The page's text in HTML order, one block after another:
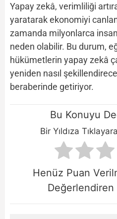
Yapay zekâ, verimliliği
yaratarak ekonomiyi
zamanda milyonlarca
neden olabilir. Bu durum,
hükümetlerin yapay zekâ
yeniden nasıl
beraberinde getiriyor.
Bu Konuyu
Bir Yıldıza
Henüz Puan
Değerlendiren